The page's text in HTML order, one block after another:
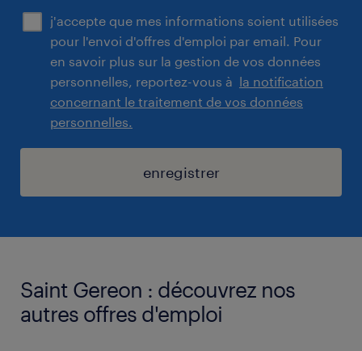
j'accepte que mes informations soient utilisées
pour l'envoi d'offres d'emploi par email. Pour
en savoir plus sur la gestion de vos données
personnelles, reportez-vous à la notification
concernant le traitement de vos données
personnelles.
enregistrer
Saint Gereon : découvrez nos
autres offres d'emploi